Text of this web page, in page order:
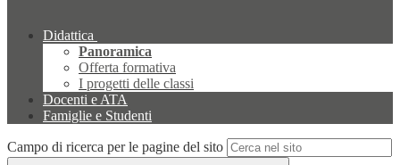
Didattica
Panoramica
Offerta formativa
I progetti delle classi
Docenti e ATA
Famiglie e Studenti
Campo di ricerca per le pagine del sito